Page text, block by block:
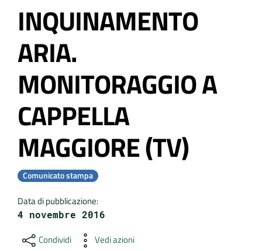
AMBIENTALI
TERRITORIO
SERVIZI
DATI
AMBIENTALI
Seguici
su
Vai al contenuto
INQUINAMENTO
ARIA.
MONITORAGGIO A
CAPPELLA
MAGGIORE (TV)
Comunicato stampa
Data di pubblicazione:
4 novembre 2016
Condividi Vedi azioni